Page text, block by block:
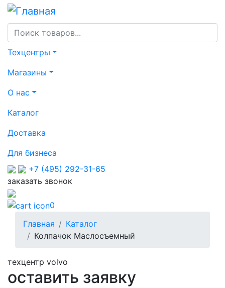
Перейти
основному
содержанию
Основная
навигация
Техцентры
Магазины
О нас
Каталог
Доставка
Для бизнеса
+7 (495) 292-31-65
заказать звонок
0
Строка
навигации
Главная
Каталог
Колпачок Маслосъемный
техцентр volvo
оставить заявку